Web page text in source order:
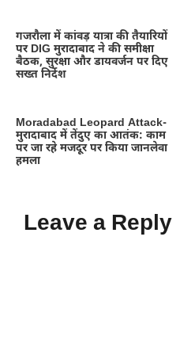
गजरौला में कांवड़ यात्रा की तैयारियों
पर DIG मुरादाबाद ने की समीक्षा
बैठक, सुरक्षा और डायवर्जन पर दिए
सख्त निर्देश
Moradabad Leopard Attack-
मुरादाबाद में तेंदुए का आतंक: काम
पर जा रहे मजदूर पर किया जानलेवा
हमला
Leave a Reply